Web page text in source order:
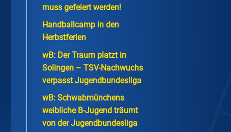
muss gefeiert werden!
Handballcamp in den
Herbstferien
wB: Der Traum platzt in
Solingen – TSV-Nachwuchs
verpasst Jugendbundesliga
wB: Schwabmünchens
weibliche B-Jugend träumt
von der Jugendbundesliga